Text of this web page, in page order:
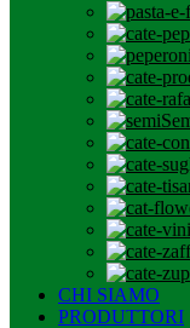
CHI SIAMO
PRODUTTORI